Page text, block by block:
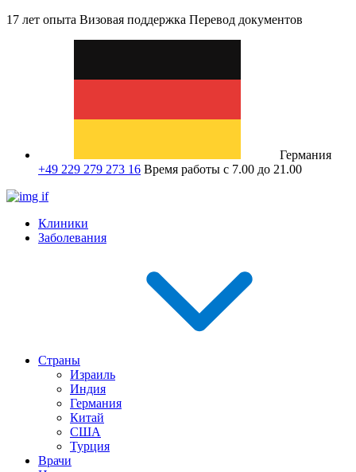
17 лет опыта Визовая поддержка Перевод документов
Германия
+49 229 279 273 16 Время работы с 7.00 до 21.00
Клиники
Заболевания
Страны
Израиль
Индия
Германия
Китай
США
Турция
Врачи